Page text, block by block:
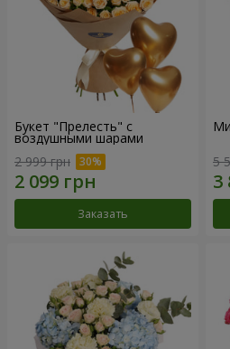
Букет "Прелесть" с
воздушными шарами
2 999 грн
Заказать
5